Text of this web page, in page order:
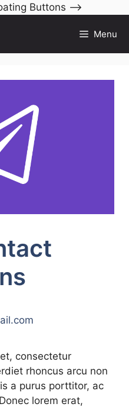
Buttons -->
content
Menu
consectetur
rhoncus arcu non
a purus porttitor, ac
lorem erat,